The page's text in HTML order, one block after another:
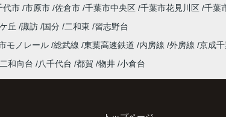
代市 市原市 佐倉市 千葉市中央区 千葉市花見川区 千葉
丘 諏訪 国分 二和東
習志野台
モノレール 総武線 東葉高速鉄道 内房線 外房線 京成
二和向台 八千代台 都賀 物井 小倉台